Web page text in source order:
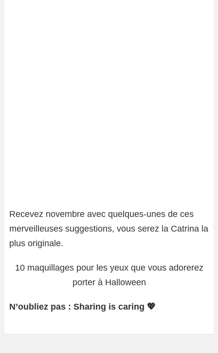
Recevez novembre avec quelques-unes de ces
merveilleuses suggestions, vous serez la Catrina la
plus originale.
10 maquillages pour les yeux que vous adorerez
porter à Halloween
N’oubliez pas : Sharing is caring 💖